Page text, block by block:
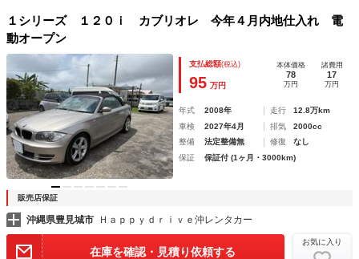
１シリーズ １２０ｉ カブリオレ 今年４月内地仕入れ 電
動オープン
支払総額(税込)
95 万円
本体価格
78
万円
諸費用
17
万円
年式 2008年 走行
12.8万km
車検
2027年4月 排気
2000cc
整備
法定整備無 修復
なし
保証
保証付 (1ヶ月・3000km)
販売店保証
沖縄県豊見城市 Ｈａｐｐｙｄｒｉｖｅ沖レンタカー
在庫を確認・見積り依頼する
お気に入り